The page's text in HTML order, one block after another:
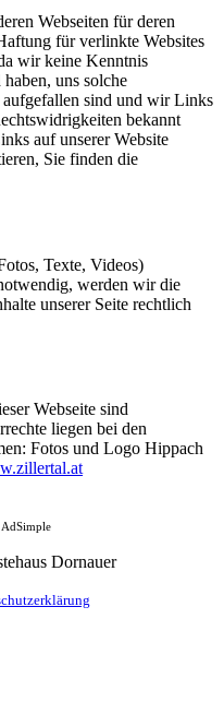
Webseiten für deren
für verlinkte Websites
wir keine Kenntnis
uns solche
sind und wir Links
bekannt
auf unserer Website
Sie finden die
Texte, Videos)
werden wir die
unserer Seite rechtlich
Webseite sind
liegen bei den
Fotos und Logo Hippach
Dornauer